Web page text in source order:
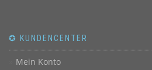
✪ KUNDENCENTER
Mein Konto